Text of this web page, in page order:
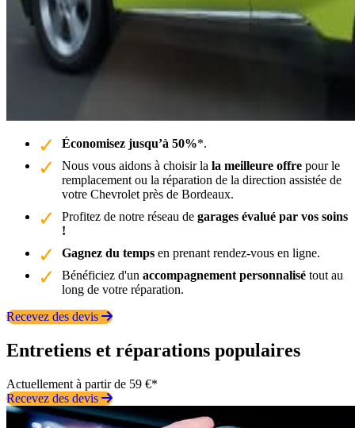
Économisez jusqu’à 50%*.
Nous vous aidons à choisir la la meilleure offre pour le
remplacement ou la réparation de la direction assistée de
votre Chevrolet près de Bordeaux.
Profitez de notre réseau de garages évalué par vos soins
!
Gagnez du temps en prenant rendez-vous en ligne.
Bénéficiez d'un accompagnement personnalisé tout au
long de votre réparation.
Recevez des devis
Entretiens et réparations populaires
Actuellement à partir de 59 €*
Recevez des devis